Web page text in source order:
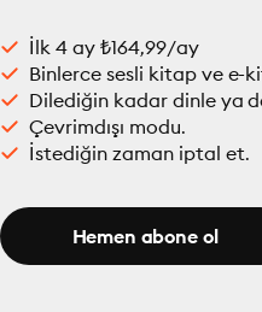
İlk 4 ay ₺164,99/ay
Binlerce sesli kitap ve e-
Dilediğin kadar dinle ya
Çevrimdışı modu.
İstediğin zaman iptal et.
Hemen abone ol